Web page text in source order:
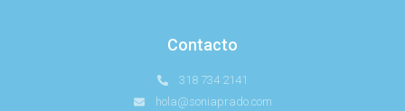
Contacto
318 734 2141
hola@soniaprado.com